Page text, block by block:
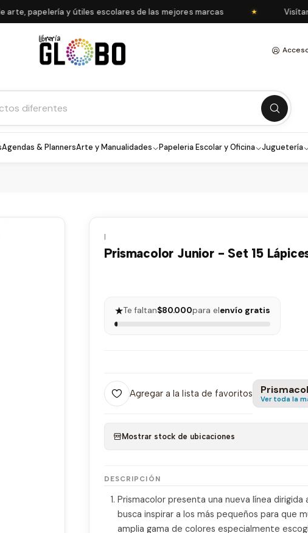
papelería y útiles escolares de las mejores marcas Visítanos
Agendas & PlannersArte y Manualidades Papeleria Escolar y Oficina Juguetería
|
Prismacolor Junior - Set 15
★Te faltan$80.000para elenvío gratis
Agregar a la lista de favoritos Ver toda la
Mostrar stock de ubicaciones
DESCRIPCIÓN
Prismacolor presenta una nueva línea
busca inspirar a los más pequeños para que
amplia gama de colores especialmente